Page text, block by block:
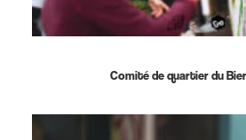
Comité de quartier du